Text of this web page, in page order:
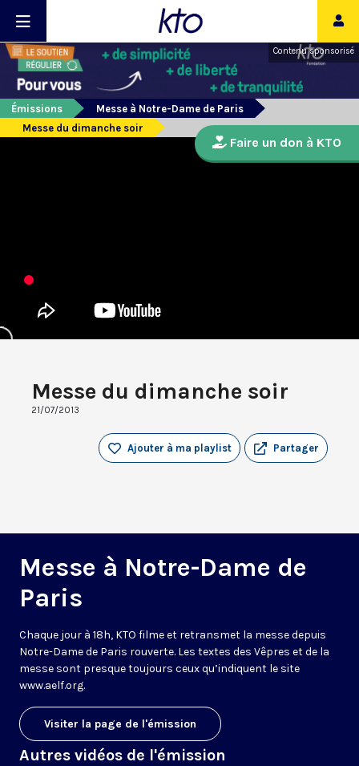
Contenu sponsorisé
Émissions
Messe à Notre-Dame de Paris
Messe du dimanche soir
Messe du dimanche soir
21/07/2013
Partager
Ajouter à ma playlist
Messe à Notre-Dame de
Paris
Chaque jour à 18h, KTO filme et retransmet la messe depuis
Notre-Dame de Paris rouverte. Les textes des Vêpres et de la
messe sont presque toujours ceux qu’indiquent le site
www.aelf.org.
Visiter la page de l'émission
Autres vidéos de l'émission
Faire un don à KTO